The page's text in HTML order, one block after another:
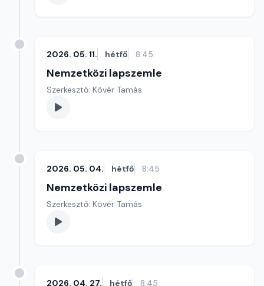
2026. 05. 11. hétfő 8:45
Nemzetközi lapszemle
Szerkesztő: Kövér Tamás
2026. 05. 04. hétfő 8:45
Nemzetközi lapszemle
Szerkesztő: Kövér Tamás
2026. 04. 27. hétfő 8:45